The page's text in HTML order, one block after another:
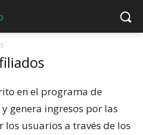
en el programa de
genera ingresos por las
usuarios a través de los